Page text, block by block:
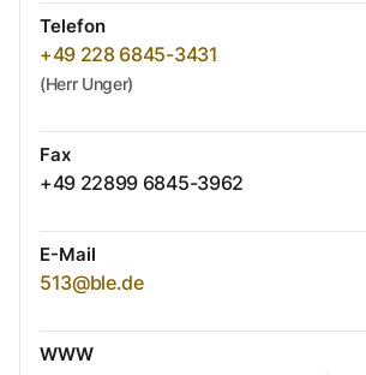
Telefon
+49 228 6845-3431
(Herr Unger)
Fax
+49 22899 6845-3962
E-Mail
513@ble.de
WWW